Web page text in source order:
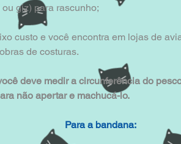
giz) para rascunho;
custo e você encontra em lojas de
de costuras.
deve medir a circunferência do
não apertar e machucá-lo.
Para a bandana: